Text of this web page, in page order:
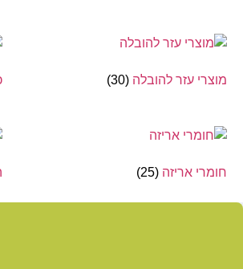
מוצרי עזר להובלה (30)
חומרי אריזה (25)